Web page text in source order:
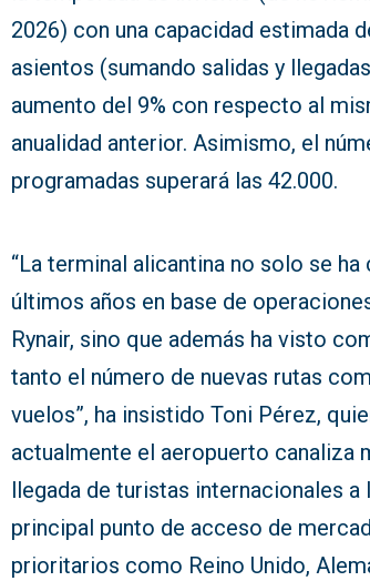
2026) con una capacidad estimada
asientos (sumando salidas y
aumento del 9% con respecto al
anualidad anterior. Asimismo, el
programadas superará las 42.000.
“La terminal alicantina no solo se
últimos años en base de
Rynair, sino que además ha visto
tanto el número de nuevas rutas
vuelos”, ha insistido Toni Pérez,
actualmente el aeropuerto canaliza
llegada de turistas internacionales a
principal punto de acceso de
prioritarios como Reino Unido,